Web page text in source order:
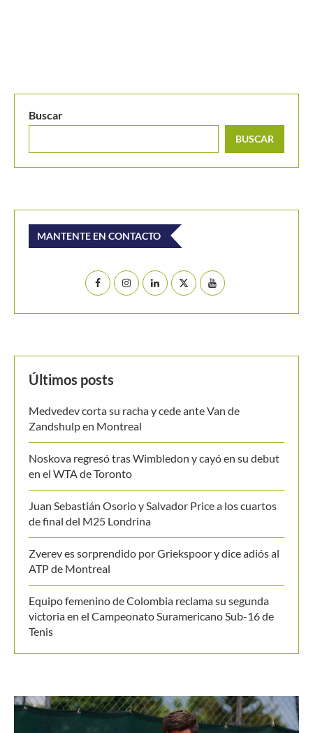
Buscar
BUSCAR
MANTENTE EN CONTACTO
Últimos posts
Medvedev corta su racha y cede ante Van de
Zandshulp en Montreal
Noskova regresó tras Wimbledon y cayó en su debut
en el WTA de Toronto
Juan Sebastián Osorio y Salvador Price a los cuartos
de final del M25 Londrina
Zverev es sorprendido por Griekspoor y dice adiós al
ATP de Montreal
Equipo femenino de Colombia reclama su segunda
victoria en el Campeonato Suramericano Sub-16 de
Tenis